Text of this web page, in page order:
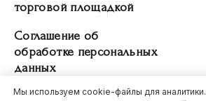
торговой площадкой
Соглашение об
обработке персональных
данных
Мы используем cookie-файлы для аналитики.